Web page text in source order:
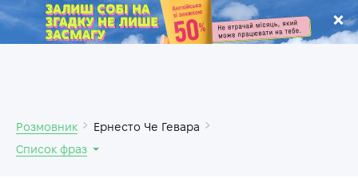
.
Розмовник
Ернесто Че Гевара
Список фраз